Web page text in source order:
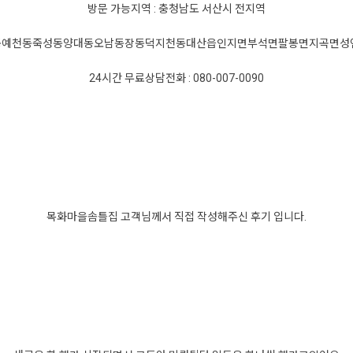
방문 가능지역 : 충청남도 서산시 전지역
예천동죽성동양대동오남동장동덕지천동대산읍인지면부석면팔봉면지곡면성
24시간 무료상담전화 : 080-007-0090
목화마을솜틀집 고객님께서 직접 작성해주신 후기 입니다.